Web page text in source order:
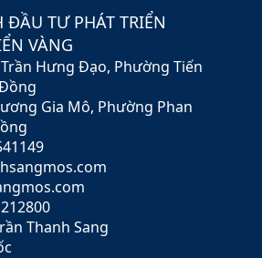
cần thiết, được khách hàng
đánh giá cao và chức năng
nào là chức năng nâng cao có
thể từ từ nâng cấp trong thiết
ĐẦU TƯ PHÁT TRIỂN
VÀNG
Hưng Đạo, Phường Tiến
Gia Mô, Phường Phan
Thanh Sang